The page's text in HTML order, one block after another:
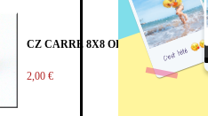
CZ CARRE 8X8 OLIVE
2,00 €